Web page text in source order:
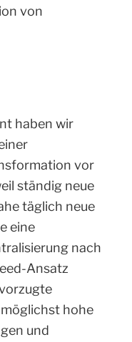
von
haben wir
vor
ständig neue
täglich neue
eine
nach
Ansatz
hohe
und